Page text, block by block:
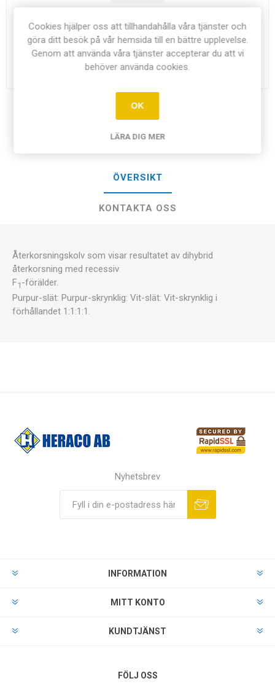
225,00 kr exkl moms
i
LÄGG I KUNDVAGN
ÖVERSIKT
KONTAKTA OSS
Återkorsningskolv som visar resultatet av dihybrid
återkorsning med recessiv
F1 -förälder.
Purpur-slät: Purpur-skrynklig: Vit-slät: Vit-skrynklig i
förhållandet 1:1:1:1.
Nyhetsbrev
INFORMATION
MITT KONTO
KUNDTJÄNST
FÖLJ OSS
Cookies hjälper oss att tillhandahålla våra tjänster och
göra ditt besök på vår hemsida till en bättre upplevelse.
Genom att använda våra tjänster accepterar du att vi
behöver använda cookies.
OK
LÄRA DIG MER